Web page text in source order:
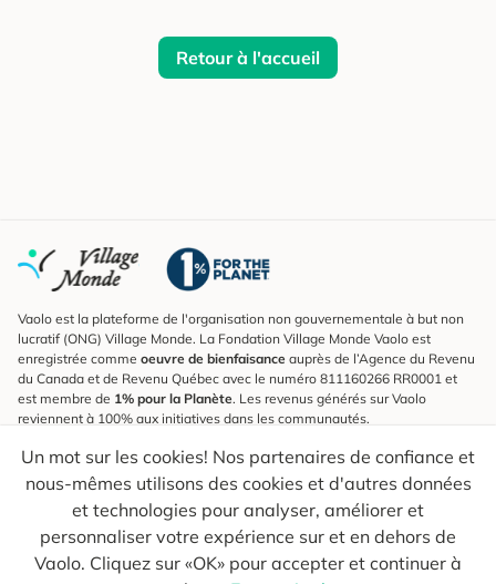
Retour à l'accueil
Un mot sur les cookies! Nos partenaires de confiance et
nous-mêmes utilisons des cookies et d'autres données
et technologies pour analyser, améliorer et
personnaliser votre expérience sur et en dehors de
Vaolo. Cliquez sur «OK» pour accepter et continuer à
Vaolo est la plateforme de l'organisation non gouvernementale à but non
lucratif (ONG) Village Monde. La Fondation Village Monde Vaolo est
enregistrée comme oeuvre de bienfaisance auprès de l’Agence du Revenu
du Canada et de Revenu Québec avec le numéro 811160266 RR0001 et
est membre de 1% pour la Planète. Les revenus générés sur Vaolo
reviennent à 100% aux initiatives dans les communautés.
S'inscrire à l'infolettre
Pour connaître les nouveautés, suivre nos explorateurs et recevoir des
astuces pour des voyages plus conscients.
Ton courriel Envoyer